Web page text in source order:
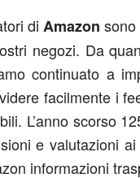
di Amazon
negozi. Da
continuato a
facilmente i
L’anno scorso
e valutazioni
informazioni